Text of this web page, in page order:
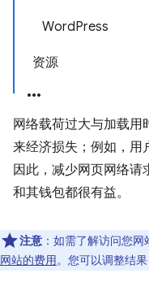
WordPress
资源
网络载荷过大与加载
来经济损失；例如，用
因此，减少网页网络
和其钱包都很有益。
注意 ：如需了解访问您
网站的费用。您可以调整结果